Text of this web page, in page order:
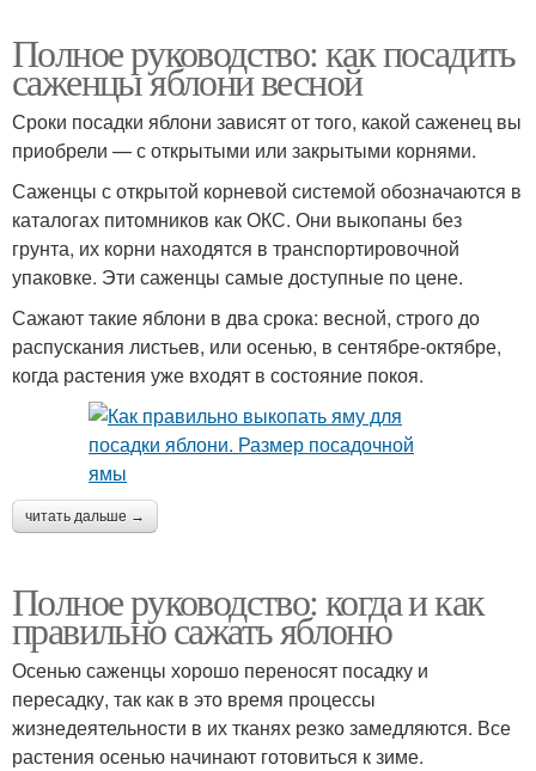
Полное руководство: как посадить
саженцы яблони весной
Сроки посадки яблони зависят от того, какой саженец вы
приобрели — с открытыми или закрытыми корнями.
Саженцы с открытой корневой системой обозначаются в
каталогах питомников как ОКС. Они выкопаны без
грунта, их корни находятся в транспортировочной
упаковке. Эти саженцы самые доступные по цене.
Сажают такие яблони в два срока: весной, строго до
распускания листьев, или осенью, в сентябре-октябре,
когда растения уже входят в состояние покоя.
читать дальше →
Полное руководство: когда и как
правильно сажать яблоню
Осенью саженцы хорошо переносят посадку и
пересадку, так как в это время процессы
жизнедеятельности в их тканях резко замедляются. Все
растения осенью начинают готовиться к зиме.